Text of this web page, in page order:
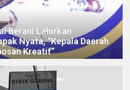
Berani Lahirkan
Nyata, “Kepala Daerah
Kreatif”